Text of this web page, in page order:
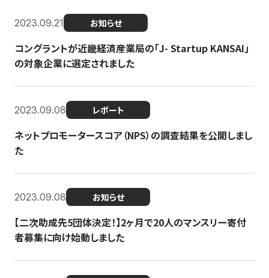
2023.09.21 お知らせ
コングラントが近畿経済産業局の「J- Startup KANSAI」
の対象企業に選定されました
2023.09.08 レポート
ネットプロモータースコア（NPS）の調査結果を公開しまし
た
2023.09.08 お知らせ
【二次助成先5団体決定！】2ヶ月で20人のマンスリー寄付
者募集に向け始動しました